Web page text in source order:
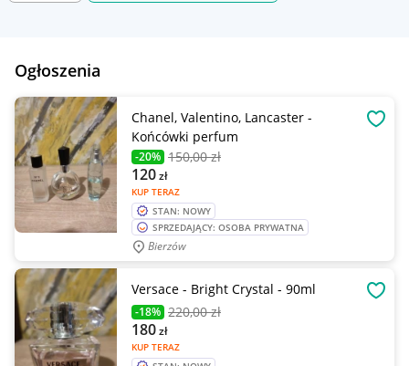
Ogłoszenia
Chanel, Valentino, Lancaster -
Końcówki perfum
-20% 150,00 zł
KUP TERAZ
120zł
STAN: NOWY
SPRZEDAJĄCY: OSOBA PRYWATNA
Bierzów
Versace - Bright Crystal - 90ml
-18% 220,00 zł
KUP TERAZ
180zł